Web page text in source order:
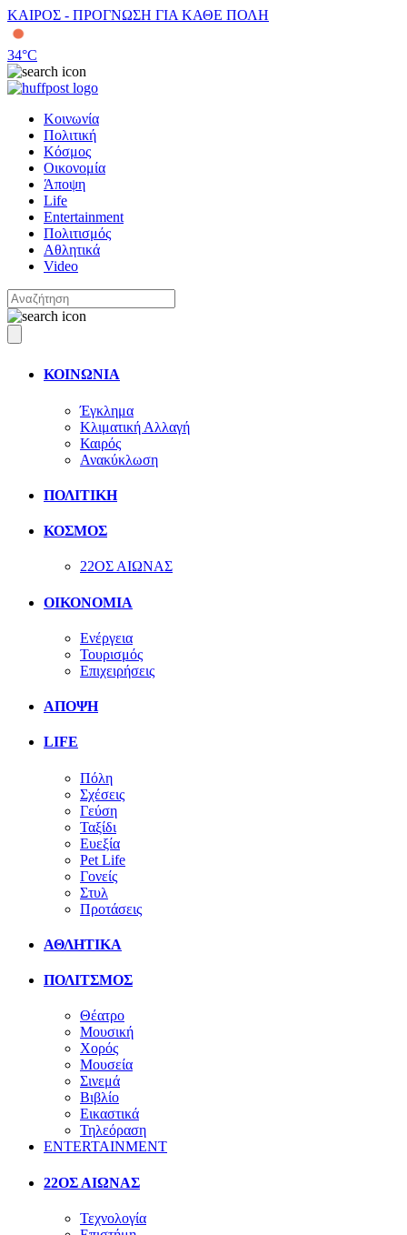
ΚΑΙΡΟΣ - ΠΡΟΓΝΩΣΗ ΓΙΑ ΚΑΘΕ ΠΟΛΗ
34°C
Κοινωνία
Πολιτική
Κόσμος
Οικονομία
Άποψη
Life
Entertainment
Πολιτισμός
Αθλητικά
Video
ΚΟΙΝΩΝΙΑ
Έγκλημα
Κλιματική Αλλαγή
Καιρός
Ανακύκλωση
ΠΟΛΙΤΙΚΗ
ΚΟΣΜΟΣ
22ΟΣ ΑΙΩΝΑΣ
ΟΙΚΟΝΟΜΙΑ
Ενέργεια
Τουρισμός
Επιχειρήσεις
ΑΠΟΨΗ
LIFE
Πόλη
Σχέσεις
Γεύση
Ταξίδι
Ευεξία
Pet Life
Γονείς
Στυλ
Προτάσεις
ΑΘΛΗΤΙΚΑ
ΠΟΛΙΤΣΜΟΣ
Θέατρο
Μουσική
Χορός
Μουσεία
Σινεμά
Βιβλίο
Εικαστικά
Τηλεόραση
ENTERTAINMENT
22ΟΣ ΑΙΩΝΑΣ
Τεχνολογία